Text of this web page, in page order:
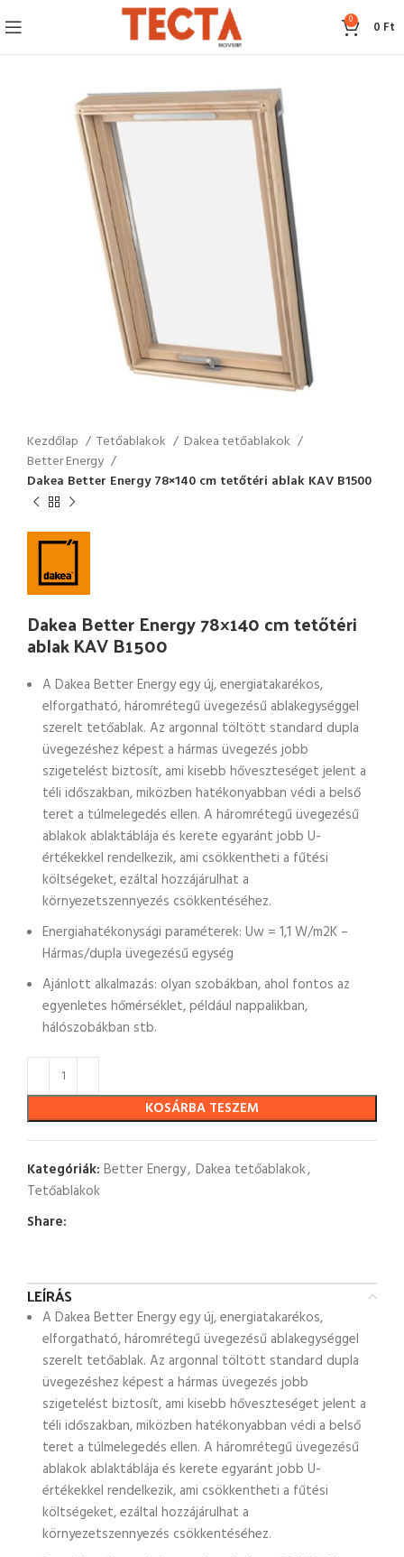
0 0 Ft
Kezdőlap Tetőablakok
Dakea tetőablakok
Better Energy
Dakea Better Energy 78×140 cm tetőtéri ablak KAV B1500
Dakea Better Energy 78×140 cm tetőtéri
ablak KAV B1500
A Dakea Better Energy egy új, energiatakarékos,
elforgatható, háromrétegű üvegezésű ablakegységgel
szerelt tetőablak. Az argonnal töltött standard dupla
üvegezéshez képest a hármas üvegezés jobb
szigetelést biztosít, ami kisebb hőveszteséget jelent a
téli időszakban, miközben hatékonyabban védi a belső
teret a túlmelegedés ellen. A háromrétegű üvegezésű
ablakok ablaktáblája és kerete egyaránt jobb U-
értékekkel rendelkezik, ami csökkentheti a fűtési
költségeket, ezáltal hozzájárulhat a
környezetszennyezés csökkentéséhez.
Energiahatékonysági paraméterek: Uw = 1,1 W/m2K –
Hármas/dupla üvegezésű egység
Ajánlott alkalmazás: olyan szobákban, ahol fontos az
egyenletes hőmérséklet, például nappalikban,
hálószobákban stb.
KOSÁRBA TESZEM
Kategóriák: Better Energy, Dakea tetőablakok,
Tetőablakok
Share:
LEÍRÁS
A Dakea Better Energy egy új, energiatakarékos,
elforgatható, háromrétegű üvegezésű ablakegységgel
szerelt tetőablak. Az argonnal töltött standard dupla
üvegezéshez képest a hármas üvegezés jobb
szigetelést biztosít, ami kisebb hőveszteséget jelent a
téli időszakban, miközben hatékonyabban védi a belső
teret a túlmelegedés ellen. A háromrétegű üvegezésű
ablakok ablaktáblája és kerete egyaránt jobb U-
értékekkel rendelkezik, ami csökkentheti a fűtési
költségeket, ezáltal hozzájárulhat a
környezetszennyezés csökkentéséhez.